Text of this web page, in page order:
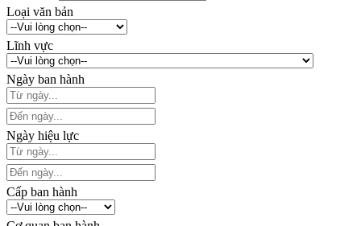
Loại văn bản
Lĩnh vực
Ngày ban hành
Ngày hiệu lực
Cấp ban hành